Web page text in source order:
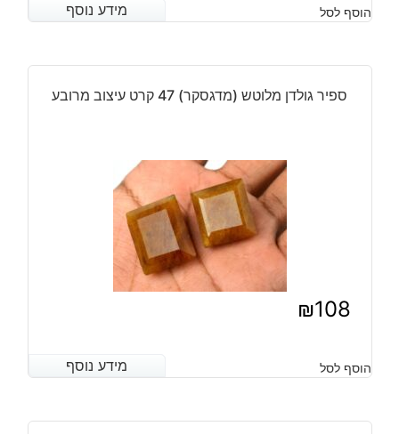
מידע נוסף הוסף לסל מידע נוסף
ספיר גולדן מלוטש (מדגסקר) 47 קרט עיצוב מרובע
₪108
מידע נוסף הוסף לסל מידע נוסף